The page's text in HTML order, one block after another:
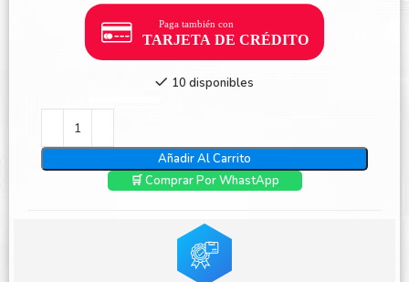
10 disponibles
Añadir Al Carrito
🛒 Comprar Por WhastApp